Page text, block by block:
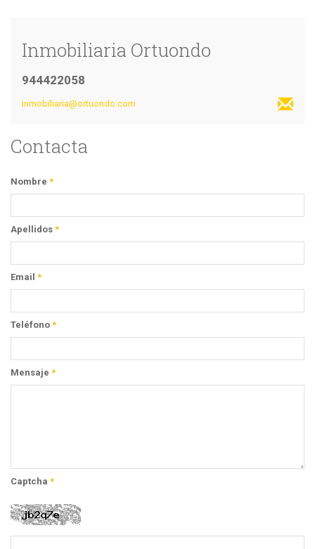
Inmobiliaria Ortuondo
944422058
inmobiliaria@ortuondo.com
Contacta
Nombre *
Apellidos *
Email *
Teléfono *
Mensaje *
Captcha *